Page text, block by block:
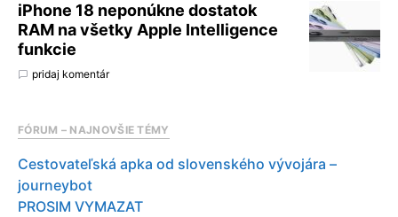
iPhone 18 neponúkne dostatok
RAM na všetky Apple Intelligence
funkcie
pridaj komentár
FÓRUM – NAJNOVŠIE TÉMY
Cestovateľská apka od slovenského vývojára –
journeybot
PROSIM VYMAZAT